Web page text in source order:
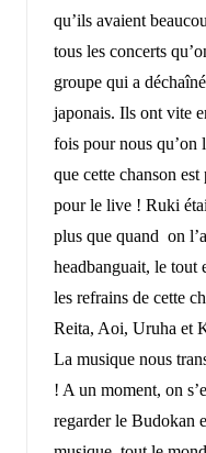
qu’ils avaient
tous les concerts
groupe qui a
japonais. Ils ont vite
fois pour nous qu’on
que cette chanson
pour le live ! Ruki
plus que quand on
headbanguait, le tout
les refrains de cette
Reita, Aoi, Uruha et
La musique nous
! A un moment, on
regarder le Budokan